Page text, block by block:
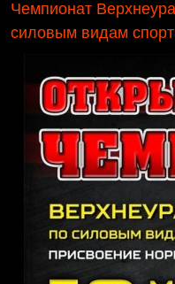
Чемпионат
силовым видам